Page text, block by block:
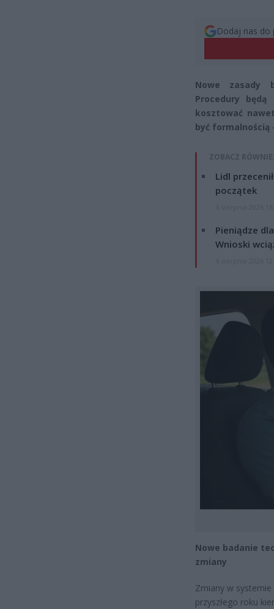
Dodaj nas do
Nowe zasady
Procedury
kosztować
być
ZOBACZ
Lidl
początek
Pieniądze
Wnioski
Nowe badanie
zmiany
Zmiany w
przyszłego roku